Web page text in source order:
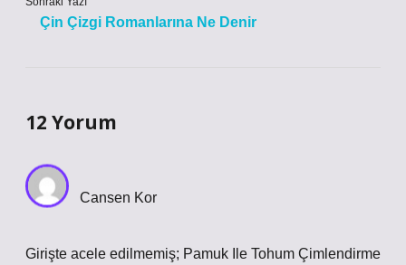
Çin Çizgi Romanlarına Ne Denir
12 Yorum
Cansen Kor
Girişte acele edilmemiş; Pamuk Ile Tohum Çimlendirme